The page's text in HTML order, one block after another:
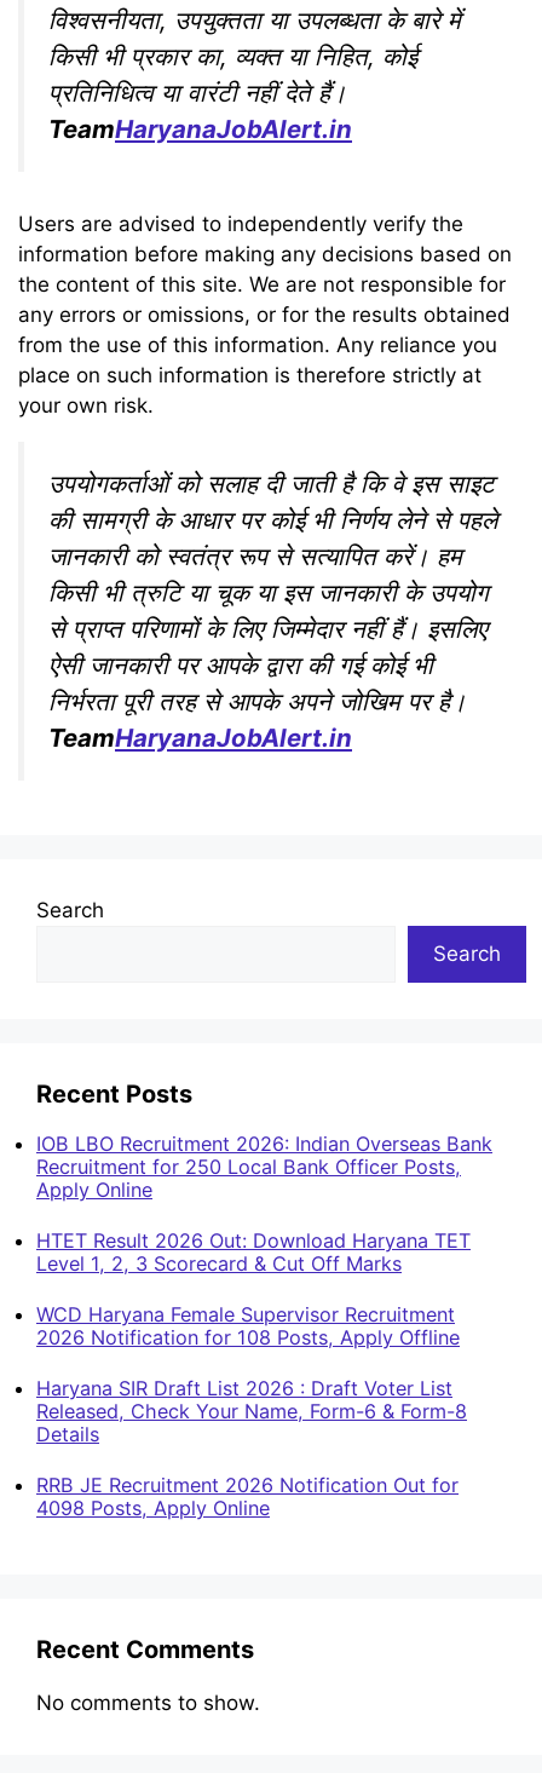
विश्वसनीयता, उपयुक्तता या उपलब्धता के बारे में
किसी भी प्रकार का, व्यक्त या निहित, कोई
प्रतिनिधित्व या वारंटी नहीं देते हैं।
TeamHaryanaJobAlert.in
Users are advised to independently verify the
information before making any decisions based on
the content of this site. We are not responsible for
any errors or omissions, or for the results obtained
from the use of this information. Any reliance you
place on such information is therefore strictly at
your own risk.
उपयोगकर्ताओं को सलाह दी जाती है कि वे इस साइट
की सामग्री के आधार पर कोई भी निर्णय लेने से पहले
जानकारी को स्वतंत्र रूप से सत्यापित करें। हम
किसी भी त्रुटि या चूक या इस जानकारी के उपयोग
से प्राप्त परिणामों के लिए जिम्मेदार नहीं हैं। इसलिए
ऐसी जानकारी पर आपके द्वारा की गई कोई भी
निर्भरता पूरी तरह से आपके अपने जोखिम पर है।
TeamHaryanaJobAlert.in
Search
Search
Recent Posts
IOB LBO Recruitment 2026: Indian Overseas Bank
Recruitment for 250 Local Bank Officer Posts,
Apply Online
HTET Result 2026 Out: Download Haryana TET
Level 1, 2, 3 Scorecard & Cut Off Marks
WCD Haryana Female Supervisor Recruitment
2026 Notification for 108 Posts, Apply Offline
Haryana SIR Draft List 2026 : Draft Voter List
Released, Check Your Name, Form-6 & Form-8
Details
RRB JE Recruitment 2026 Notification Out for
4098 Posts, Apply Online
Recent Comments
No comments to show.